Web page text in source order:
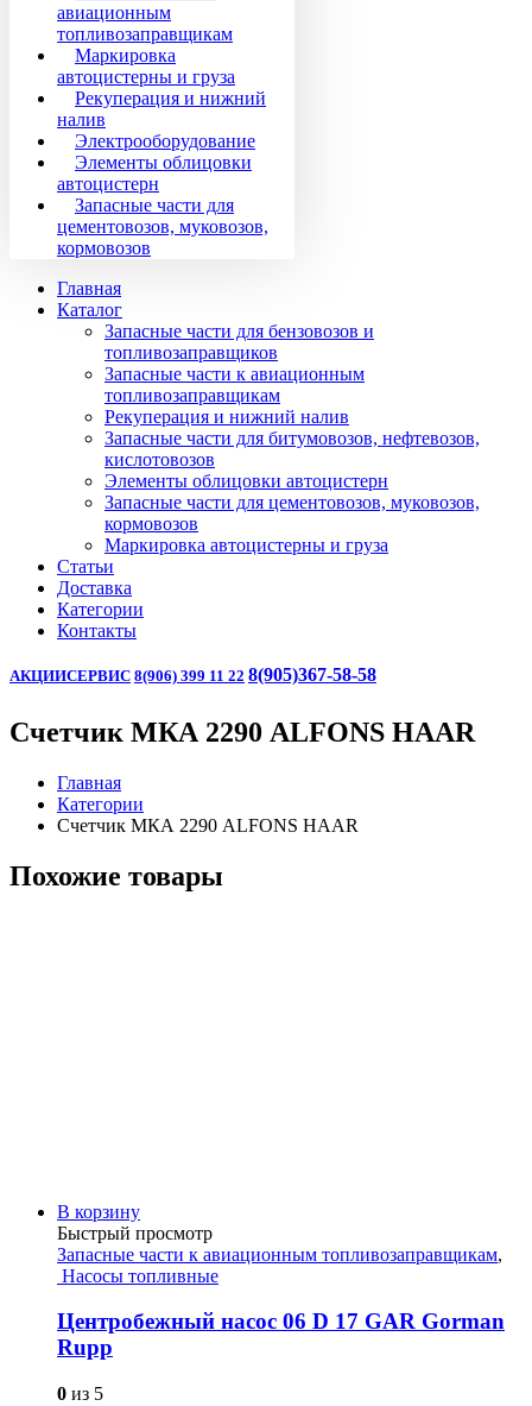
авиационным
топливозаправщикам
Маркировка
автоцистерны и груза
Рекуперация и нижний
налив
Электрооборудование
Элементы облицовки
автоцистерн
Запасные части для
цементовозов, муковозов,
кормовозов
Главная
Каталог
Запасные части для бензовозов и
топливозаправщиков
Запасные части к авиационным
топливозаправщикам
Рекуперация и нижний налив
Запасные части для битумовозов, нефтевозов,
кислотовозов
Элементы облицовки автоцистерн
Запасные части для цементовозов, муковозов,
кормовозов
Маркировка автоцистерны и груза
Статьи
Доставка
Категории
Контакты
АКЦИИСЕРВИС 8(906) 399 11 22 8(905)367-58-58
Счетчик МКА 2290 ALFONS HAAR
Главная
Категории
Счетчик МКА 2290 ALFONS HAAR
Похожие товары
В корзину
Быстрый просмотр
Запасные части к авиационным топливозаправщикам,
Насосы топливные
Центробежный насос 06 D 17 GAR Gorman
Rupp
0 из 5